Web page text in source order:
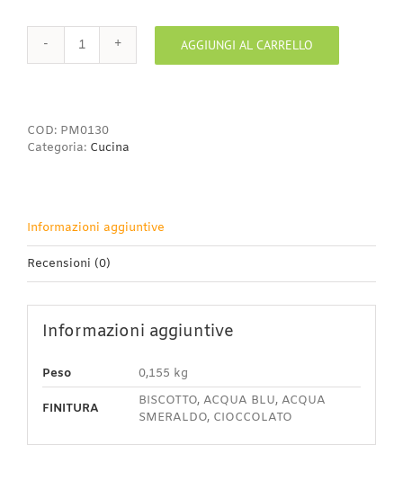
Poggia
AGGIUNGI AL CARRELLO
COD: PM0130
Categoria: Cucina
Informazioni aggiuntive
Recensioni (0)
Informazioni aggiuntive
Peso 0,155 kg
FINITURA
BISCOTTO, ACQUA BLU, ACQUA
SMERALDO, CIOCCOLATO